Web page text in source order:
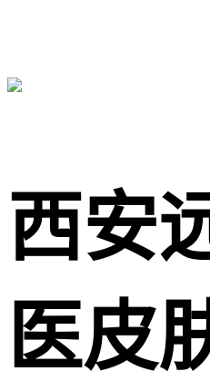
西安
医皮